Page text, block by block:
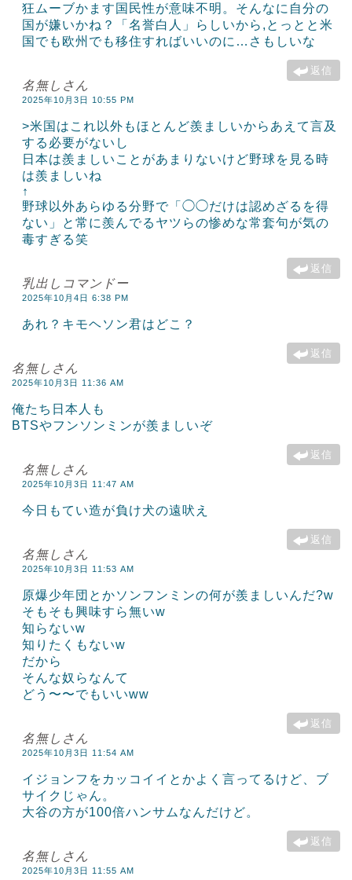
狂ムーブかます国民性が意味不明。そんなに自分の
国が嫌いかね？「名誉白人」らしいから,とっとと米
国でも欧州でも移住すればいいのに…さもしいな
返信
名無しさん
2025年10月3日 10:55 PM
>米国はこれ以外もほとんど羨ましいからあえて言及
する必要がないし
日本は羨ましいことがあまりないけど野球を見る時
は羨ましいね
↑
野球以外あらゆる分野で「◯◯だけは認めざるを得
ない」と常に羨んでるヤツらの惨めな常套句が気の
毒すぎる笑
返信
乳出しコマンドー
2025年10月4日 6:38 PM
あれ？キモヘソン君はどこ？
返信
名無しさん
2025年10月3日 11:36 AM
俺たち日本人も
BTSやフンソンミンが羨ましいぞ
返信
名無しさん
2025年10月3日 11:47 AM
今日もてい造が負け犬の遠吠え
返信
名無しさん
2025年10月3日 11:53 AM
原爆少年団とかソンフンミンの何が羨ましいんだ?w
そもそも興味すら無いw
知らないw
知りたくもないw
だから
そんな奴らなんて
どう〜〜でもいいww
返信
名無しさん
2025年10月3日 11:54 AM
イジョンフをカッコイイとかよく言ってるけど、ブ
サイクじゃん。
大谷の方が100倍ハンサムなんだけど。
返信
名無しさん
2025年10月3日 11:55 AM